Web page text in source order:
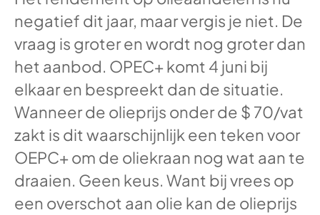
negatief dit jaar, maar vergis je niet. De
vraag is groter en wordt nog groter dan
het aanbod. OPEC+ komt 4 juni bij
elkaar en bespreekt dan de situatie.
Wanneer de olieprijs onder de $ 70/vat
zakt is dit waarschijnlijk een teken voor
OEPC+ om de oliekraan nog wat aan te
draaien. Geen keus. Want bij vrees op
een overschot aan olie kan de olieprijs